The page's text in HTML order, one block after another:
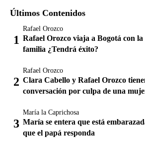
Últimos Contenidos
Rafael Orozco
Rafael Orozco viaja a Bogotá con la
familia ¿Tendrá éxito?
Rafael Orozco
Clara Cabello y Rafael Orozco
conversación por culpa de una
María la Caprichosa
María se entera que está
que el papá responda